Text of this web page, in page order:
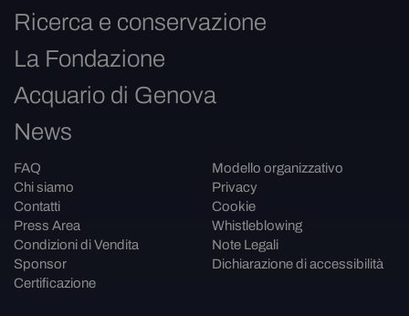
Ricerca e conservazione
La Fondazione
Acquario di Genova
News
FAQ
Chi siamo
Contatti
Press Area
Condizioni di Vendita
Sponsor
Certificazione
Modello organizzativo
Privacy
Cookie
Whistleblowing
Note Legali
Dichiarazione di accessibilità